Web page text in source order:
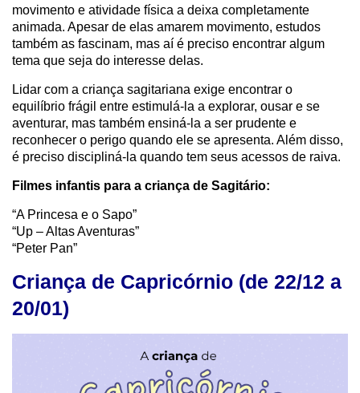
movimento e atividade física a deixa completamente
animada. Apesar de elas amarem movimento, estudos
também as fascinam, mas aí é preciso encontrar algum
tema que seja do interesse delas.
Lidar com a criança sagitariana exige encontrar o
equilíbrio frágil entre estimulá-la a explorar, ousar e se
aventurar, mas também ensiná-la a ser prudente e
reconhecer o perigo quando ele se apresenta. Além disso,
é preciso discipliná-la quando tem seus acessos de raiva.
Filmes infantis para a criança de Sagitário:
“A Princesa e o Sapo”
“Up – Altas Aventuras”
“Peter Pan”
Criança de Capricórnio (de 22/12 a
20/01)